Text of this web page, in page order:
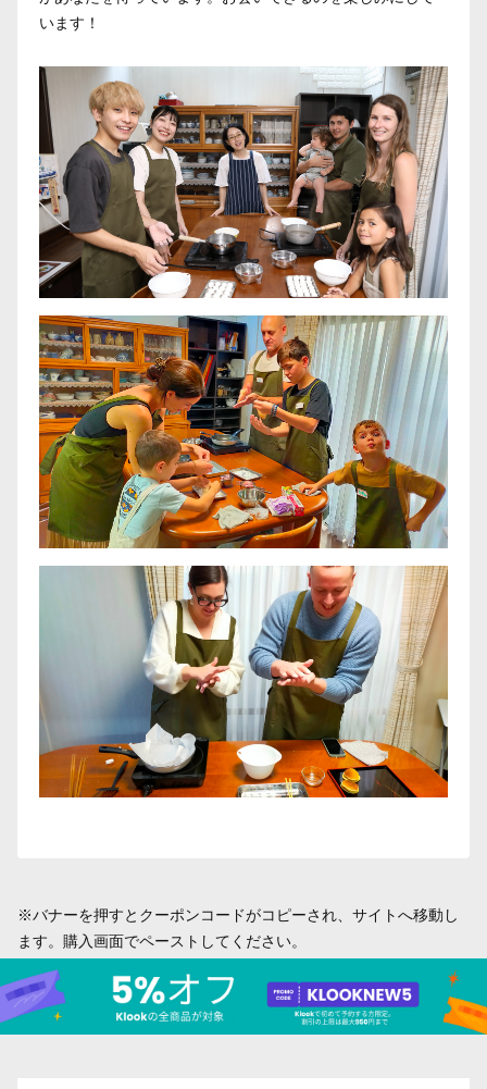
います！
※バナーを押すとクーポンコードがコピーされ、サイトへ移動し
ます。購入画面でペーストしてください。